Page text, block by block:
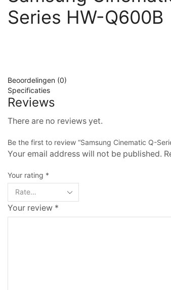
Series HW-Q600B
Beoordelingen (0)
Specificaties
Reviews
There are no reviews yet.
Be the first to review “Samsung Cinematic Q-
Your email address will not be published.
Your rating *
Your review *